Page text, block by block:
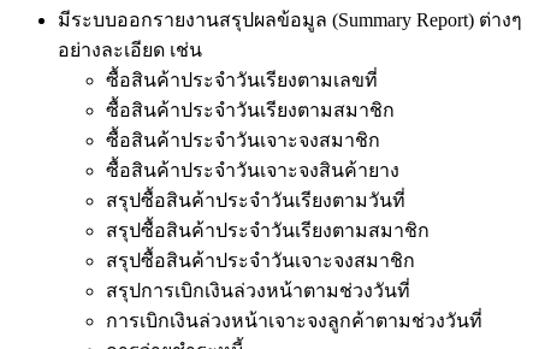
มีระบบออกรายงานสรุปผลข้อมูล (Summary Report) ต่างๆ
อย่างละเอียด เช่น
ซื้อสินค้าประจำวันเรียงตามเลขที่
ซื้อสินค้าประจำวันเรียงตามสมาชิก
ซื้อสินค้าประจำวันเจาะจงสมาชิก
ซื้อสินค้าประจำวันเจาะจงสินค้ายาง
สรุปซื้อสินค้าประจำวันเรียงตามวันที่
สรุปซื้อสินค้าประจำวันเรียงตามสมาชิก
สรุปซื้อสินค้าประจำวันเจาะจงสมาชิก
สรุปการเบิกเงินล่วงหน้าตามช่วงวันที่
การเบิกเงินล่วงหน้าเจาะจงลูกค้าตามช่วงวันที่